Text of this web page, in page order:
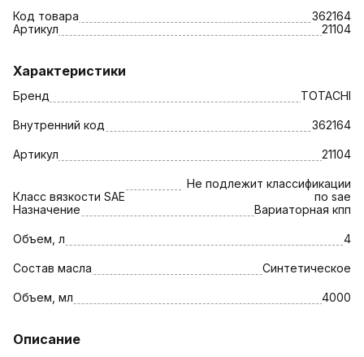
Код товара
362164
Артикул
21104
Характеристики
Бренд TOTACHI
Внутренний код 362164
Артикул 21104
Класс вязкости SAE
Не подлежит классификации
по sae
Назначение
Вариаторная кпп
Объем, л 4
Состав масла Синтетическое
Объем, мл 4000
Описание